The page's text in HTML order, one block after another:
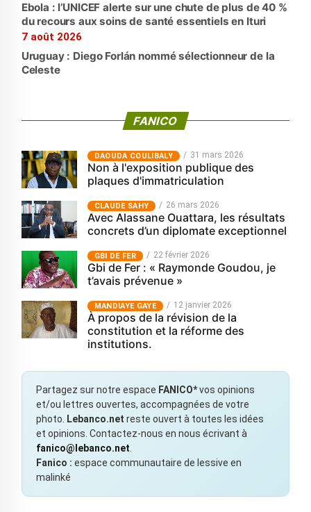
Ebola : l’UNICEF alerte sur une chute de plus de 40 %
du recours aux soins de santé essentiels en Ituri
7 août 2026
Uruguay : Diego Forlán nommé sélectionneur de la
Celeste
FANICO
‎DAOUDA COULIBALY 31 mars 2026
Non à l'exposition publique des
plaques d'immatriculation
CLAUDE SAHY 26 mars 2026
Avec Alassane Ouattara, les résultats
concrets d’un diplomate exceptionnel
GBI DE FER 22 février 2026
Gbi de Fer : « Raymonde Goudou, je
t’avais prévenue »
MANDIAYE GAYE 12 janvier 2026
À propos de la révision de la
constitution et la réforme des
institutions.
Partagez sur notre espace FANICO*vos opinions
et/ou lettres ouvertes, accompagnées de votre
photo.
Lebanco.net reste ouvert à toutes les idées
et opinions. Contactez-nous en nous écrivant à
fanico@lebanco.net
Fanico : espace communautaire de lessive en
malinké